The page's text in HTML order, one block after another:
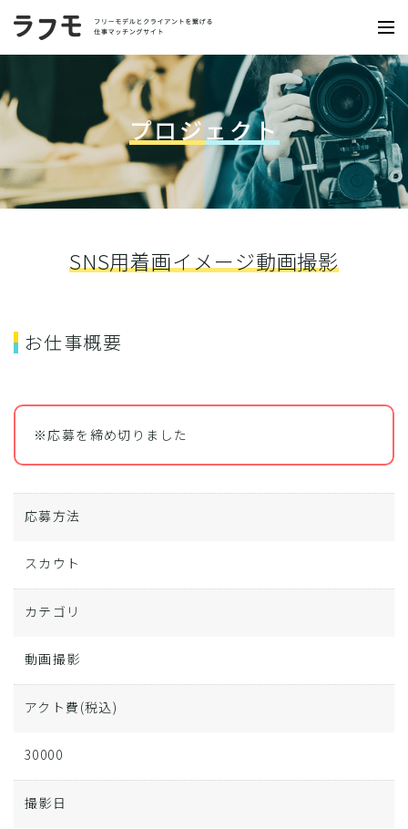
プロジェクト
SNS用着画イメージ動画撮影
お仕事概要
※応募を締め切りました
応募方法
スカウト
カテゴリ
動画撮影
アクト費 (税込)
30000
撮影日